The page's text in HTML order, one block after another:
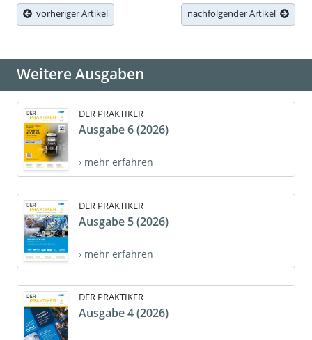
vorheriger Artikel nachfolgender Artikel
Weitere Ausgaben
DER PRAKTIKER
Ausgabe 6 (2026)
› mehr erfahren
DER PRAKTIKER
Ausgabe 5 (2026)
› mehr erfahren
DER PRAKTIKER
Ausgabe 4 (2026)